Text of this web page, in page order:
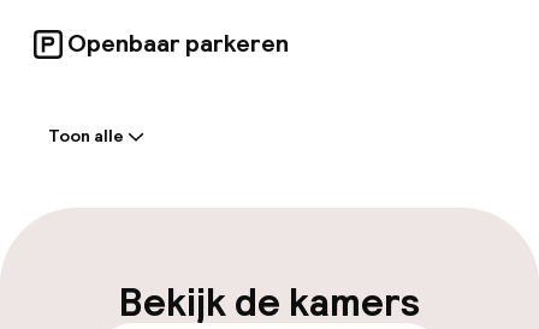
Openbaar parkeren
Meertalige medewerkers
Toon alle
Bekijk de kamers